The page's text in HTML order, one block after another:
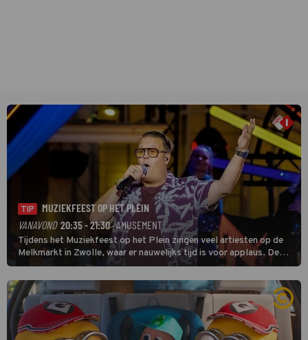
TIP
MUZIEKFEEST OP HET PLEIN
VANAVOND 20:35 - 21:30· AMUSEMENT
Tijdens het Muziekfeest op het Plein zingen veel artiesten op de
Melkmarkt in Zwolle, waar er nauwelijks tijd is voor applaus. De
grootste namen zijn André Hazes, Jannes, René Froger en
natuurlijk Rutger van Barneveld met zijn hit Zwoele Zomernachten.